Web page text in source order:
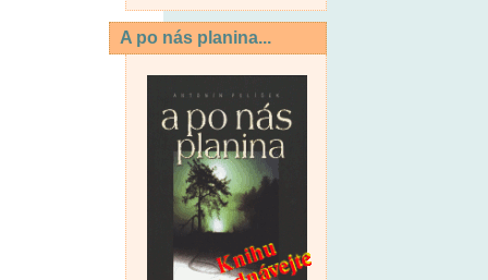
A po nás planina...